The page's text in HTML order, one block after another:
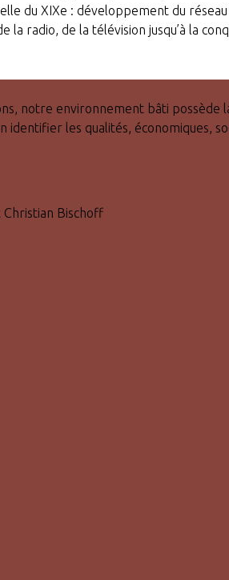
du XIXe : développement du
la radio, de la télévision jusqu’à la
notre environnement bâti
identifier les qualités, économiques,
Christian Bischoff